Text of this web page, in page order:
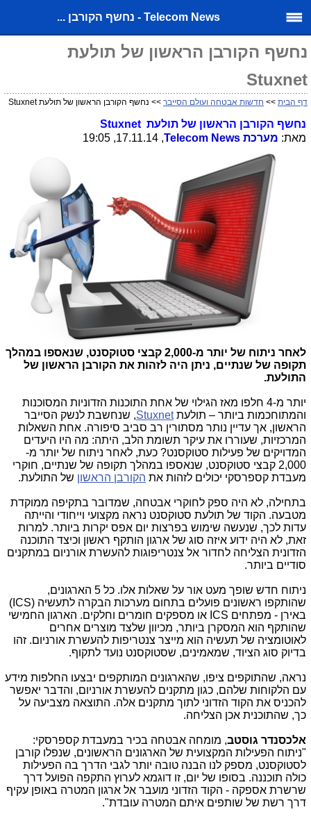
Telecom News - נחשף הקורבן ...
נחשף הקורבן הראשון של תולעת
Stuxnet
דף הבית >> חדשות אבטחה ועולם הסייבר >> נחשף הקורבן הראשון של תולעת Stuxnet
נחשף הקורבן הראשון של תולעת Stuxnet
מאת: מערכת Telecom News
, 17.11.14, 19:05
לאחר ניתוח של יותר מ-2,000 קבצי סטוקסנט, שנאספו במהלך
תקופה של שנתיים, ניתן היה לזהות את הקורבן הראשון של
התולעת.
יותר מ-4 חלפו מאז הגילוי של אחת התוכנות הזדוניות המסוכנות
והמתוחכמות ביותר – תולעתStuxnet, שנחשבת לנשק הסייבר
הראשון, אך עדיין נותר מסתורין רב סביב סיפורה. אחת השאלות
המרכזיות, שעוררו את עיקר תשומת הלב, היתה: מה היו היעדים
המדויקים של פעילות סטוקסנט? כעת, לאחר ניתוח של יותר מ-
2,000 קבצי סטוקסנט, שנאספו במהלך תקופה של שנתיים, חוקרי
מעבדת קספרסקי יכולים לזהות את הקורבן הראשון של התולעת.
בתחילה, לא היה ספק לחוקרי אבטחה, שמדובר בתקיפה ממוקדת
מטבעה. הקוד של תולעת סטוקסנט נראה מקצועי וייחודי והייתה
עדות לכך, שנעשה שימוש בפרצות יום אפס יקרות ביותר. למרות
זאת, לא היה ידוע איזה סוג של ארגון הותקף ראשון וכיצד התוכנה
הזדונית הצליחה לחדור אל צנטריפוגות להעשרת אורניום במתקנים
סודיים ביותר.
ניתוח חדש שופך מעט אור על שאלות אלו. כל 5 הארגונים,
שהותקפו ראשונים פועלים בתחום מערכות הבקרה לתעשיה (ICS
)
באירן - מפתחים ICS או מספקים חומרים וחלקים. הארגון החמישי
שהותקף הוא המסקרן ביותר, מכיוון שלצד מוצרים אחרים
לאוטומציה של תעשיה הוא מייצר צנטריפות להעשרת אורניום. זהו
בדיוק סוג הציוד, שמאמינים, שסטוקסנט נועד לתקוף.
נראה, שהתוקפים ציפו, שהארגונים המותקפים יבצעו החלפות מידע
עם הלקוחות שלהם, כגון מתקנים להעשרת אורניום, והדבר יאפשר
להכניס את הקוד הזדוני לתוך מתקנים אלה. התוצאה מצביעה על
כך, שהתוכנית אכן הצליחה.
אלכסנדר גוסטב, מומחה אבטחה בכיר במעבדת קספרסקי:
"ניתוח הפעילות המקצועית של הארגונים הראשונים, שנפלו קורבן
לסטוקסנט, מספק לנו הבנה טובה יותר לגבי הדרך בה הפעילות
כולה תוכננה. בסופו של יום, זו דוגמא לערוץ התקפה הפועל דרך
שרשרת אספקה - הקוד הזדוני מועבר אל ארגון המטרה באופן עקיף
דרך רשת של שותפים איתם המטרה עובדת".